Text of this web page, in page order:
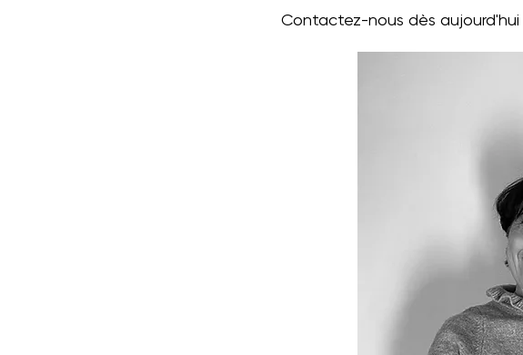
Contactez-nous dès